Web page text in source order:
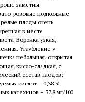
заметны
розовые подкожные
плоды очень
в месте
Воронка узкая,
Углубление у
небольшая, открытая.
кисло-сладкая, с
состав плодов:
кислот – 0,38 %,
катехинов – 37,8 мг/100